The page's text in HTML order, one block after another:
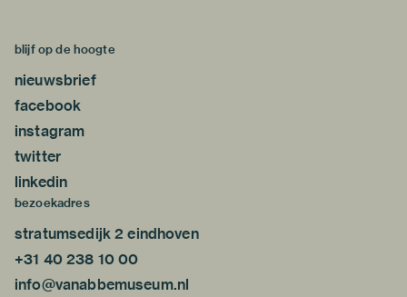
blijf op de hoogte
nieuwsbrief
facebook
instagram
twitter
linkedin
bezoekadres
stratumsedijk 2 eindhoven
+31 40 238 10 00
info@vanabbemuseum.nl